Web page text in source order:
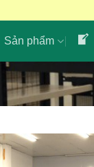
Sản phẩm